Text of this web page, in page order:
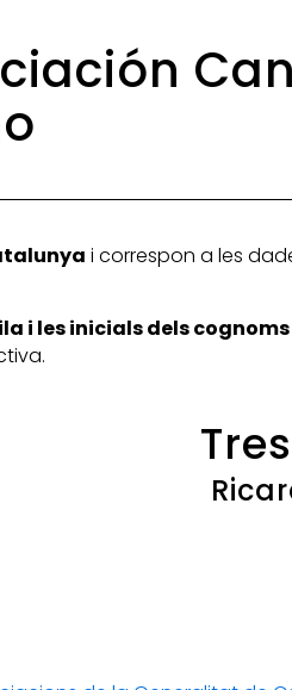
i correspon a les
i les inicials dels cognoms